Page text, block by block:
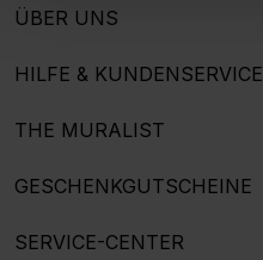
ÜBER UNS
HILFE & KUNDENSERVICE
THE MURALIST
GESCHENKGUTSCHEINE
SERVICE-CENTER